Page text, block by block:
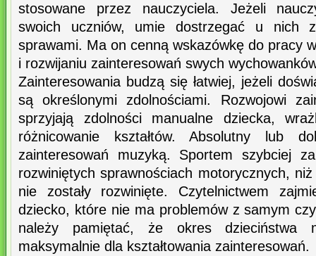
stosowane przez nauczyciela. Jeżeli
swoich uczniów, umie dostrzegać u nich
sprawami. Ma on cenną wskazówkę do pracy
i rozwijaniu zainteresowań swych
Zainteresowania budzą się łatwiej, jeżeli
są określonymi zdolnościami. Rozwojowi
sprzyjają zdolności manualne dziecka,
różnicowanie kształtów. Absolutny lub
zainteresowań muzyką. Sportem szybciej
rozwiniętych sprawnościach motorycznych,
nie zostały rozwinięte. Czytelnictwem
dziecko, które nie ma problemów z samym
należy pamiętać, że okres dzieciństwa
maksymalnie dla kształtowania zainteresowań.